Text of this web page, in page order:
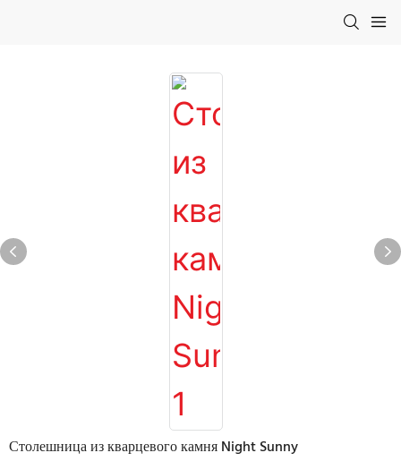
Столешница из кварцевого камня Night Sunny